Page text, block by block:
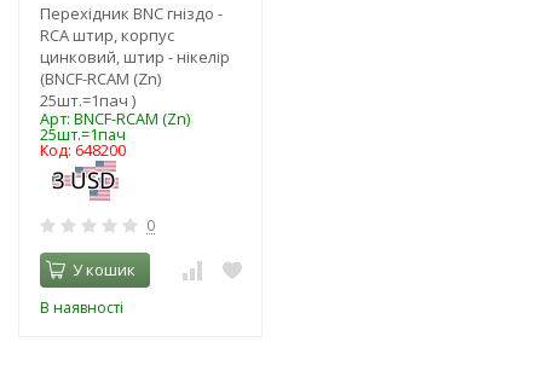
Перехідник BNC гніздо -
RCA штир, корпус
цинковий, штир - нікелір
(BNCF-RCAM (Zn)
25шт.=1пач )
Арт: BNCF-RCAM (Zn)
25шт.=1пач
Код: 648200
0
У кошик
В наявності